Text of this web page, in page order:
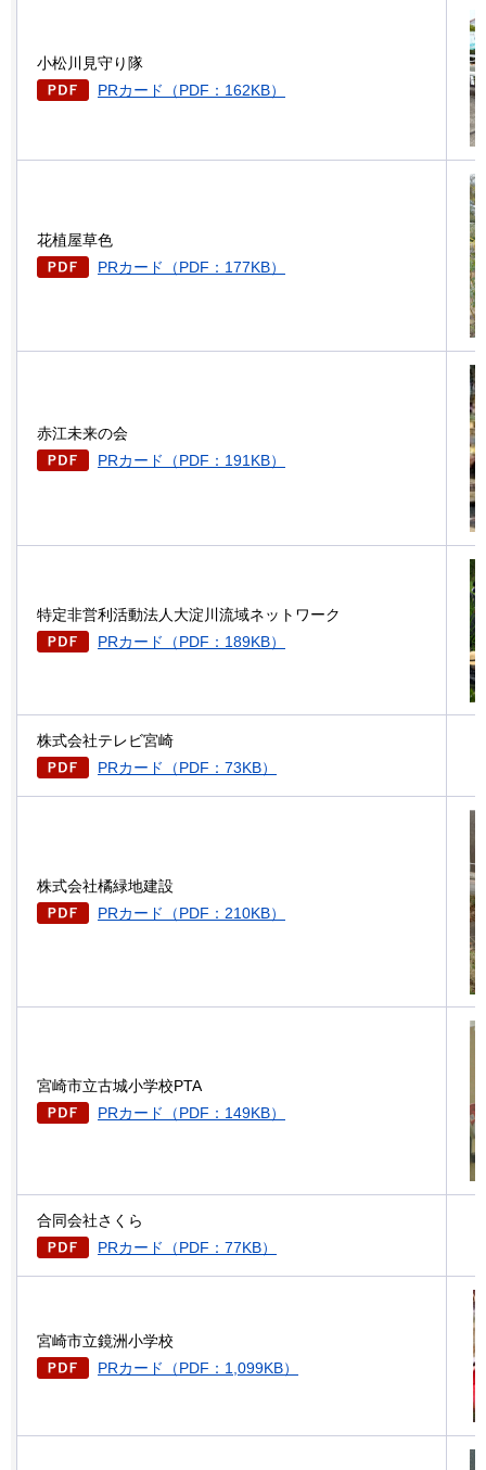
小松川見守り隊
PRカード（PDF：162KB）
花植屋草色
PRカード（PDF：177KB）
赤江未来の会
PRカード（PDF：191KB）
特定非営利活動法人大淀川流域ネットワーク
PRカード（PDF：189KB）
株式会社テレビ宮崎
PRカード（PDF：73KB）
株式会社橘緑地建設
PRカード（PDF：210KB）
宮崎市立古城小学校PTA
PRカード（PDF：149KB）
合同会社さくら
PRカード（PDF：77KB）
宮崎市立鏡洲小学校
PRカード（PDF：1,099KB）